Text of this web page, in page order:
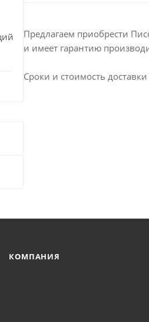
Предлагаем приобрести
и имеет гарантию
Сроки и стоимость
КОМПАНИЯ